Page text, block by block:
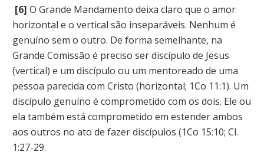
[6] O Grande Mandamento deixa claro que o amor
horizontal e o vertical são inseparáveis. Nenhum é
genuíno sem o outro. De forma semelhante, na
Grande Comissão é preciso ser discípulo de Jesus
(vertical) e um discípulo ou um mentoreado de uma
pessoa parecida com Cristo (horizontal; 1Co 11:1). Um
discípulo genuíno é comprometido com os dois. Ele ou
ela também está comprometido em estender ambos
aos outros no ato de fazer discípulos (1Co 15:10; Cl.
1:27-29.